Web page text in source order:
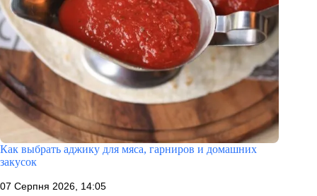
Как выбрать аджику для мяса, гарниров и домашних
закусок
07 Серпня 2026, 14:05